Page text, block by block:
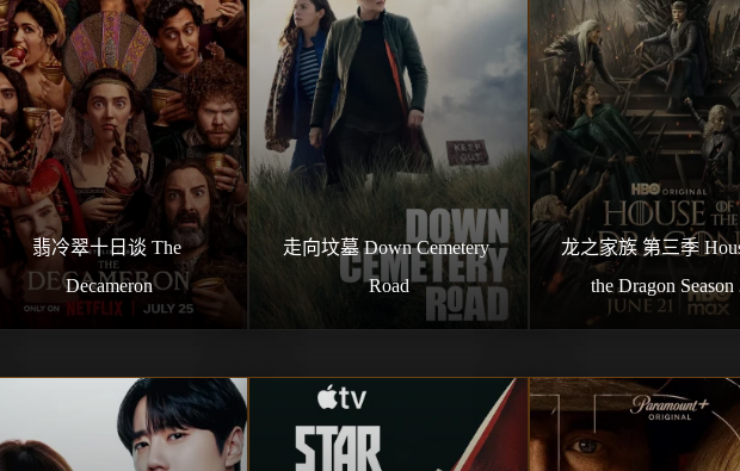
翡冷翠十日谈 The
Decameron
走向坟墓 Down Cemetery
Road
龙之家族 第三季
the Dragon Season